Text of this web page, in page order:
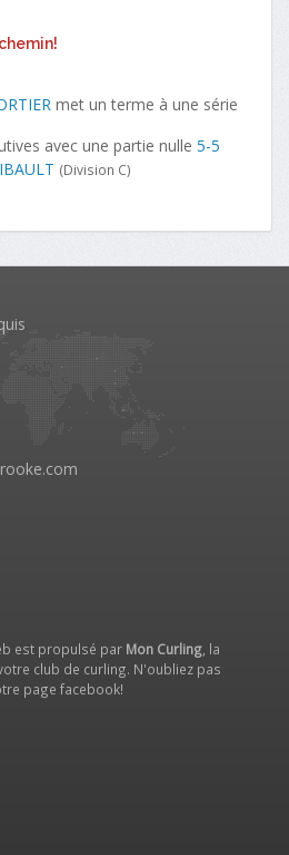
met un terme à une série
avec une partie nulle 5-5
(Division C)
est propulsé par Mon Curling, la
club de curling. N'oubliez pas
page facebook!